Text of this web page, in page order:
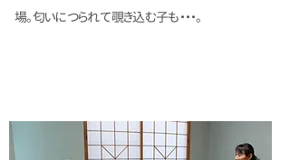
場。匂いにつられて覗き込む子も・・・。